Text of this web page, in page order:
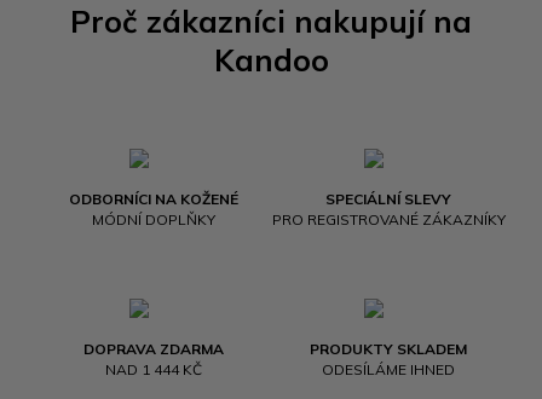
Proč zákazníci nakupují na
Kandoo
ODBORNÍCI NA KOŽENÉ
MÓDNÍ DOPLŇKY
SPECIÁLNÍ SLEVY
PRO REGISTROVANÉ ZÁKAZNÍKY
DOPRAVA ZDARMA
NAD 1 444 KČ
PRODUKTY SKLADEM
ODESÍLÁME IHNED